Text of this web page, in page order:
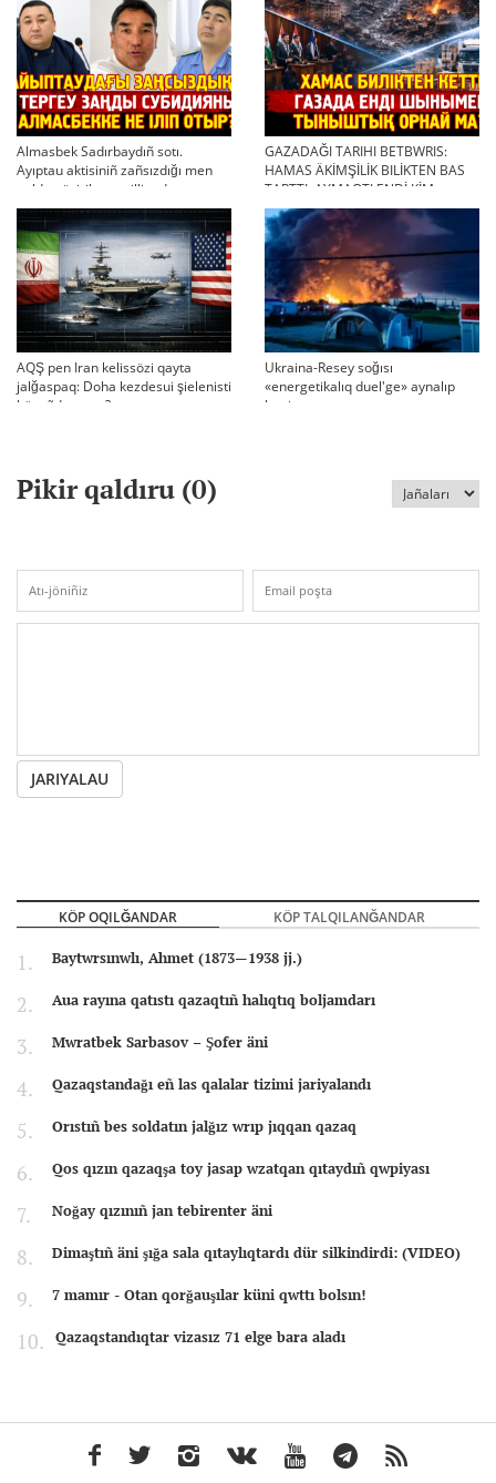
Almasbek Sadırbaydıñ sotı.
Ayıptau aktisiniñ zañsızdığı men
qoldan ösirilgen milliondar
GAZADAĞI TARIHI BETBWRIS:
HAMAS ÄKİMŞİLİK BILİKTEN BAS
TARTTI. AYMAQTI ENDİ KİM
BASQARADI?
AQŞ pen Iran kelissözi qayta
jalğaspaq: Doha kezdesui şielenisti
bäseñdete me?
Ukraina-Resey soğısı
«energetikalıq duel'ge» aynalıp
ketti
Pikir qaldıru (0)
JARIYALAU
KÖP OQILĞANDAR KÖP TALQILANĞANDAR
Baytwrsınwlı, Ahmet (1873—1938 jj.)
Aua rayına qatıstı qazaqtıñ halıqtıq boljamdarı
Mwratbek Sarbasov – Şofer äni
Qazaqstandağı eñ las qalalar tizimi jariyalandı
Orıstıñ bes soldatın jalğız wrıp jıqqan qazaq
Qos qızın qazaqşa toy jasap wzatqan qıtaydıñ qwpiyası
Noğay qızınıñ jan tebirenter äni
Dimaştıñ äni şığa sala qıtaylıqtardı dür silkindirdi: (VIDEO)
7 mamır - Otan qorğauşılar küni qwttı bolsın!
Qazaqstandıqtar vizasız 71 elge bara aladı